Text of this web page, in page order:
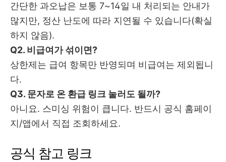
간단한 과오납은 보통 7~14일 내 처리되는 안내가
많지만, 정산 난도에 따라 지연될 수 있습니다(확실
하지 않음).
Q2. 비급여가 섞이면?
상한제는 급여 항목만 반영되며 비급여는 제외됩니
다.
Q3. 문자로 온 환급 링크 눌러도 될까?
아니요. 스미싱 위험이 큽니다. 반드시 공식 홈페이
지/앱에서 직접 조회하세요.
공식 참고 링크